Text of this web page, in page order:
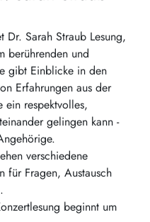
Dr. Sarah Straub Lesung,
berührenden und
gibt Einblicke in den
Erfahrungen aus der
respektvolles,
gelingen kann -
verschiedene
für Fragen, Austausch
beginnt um